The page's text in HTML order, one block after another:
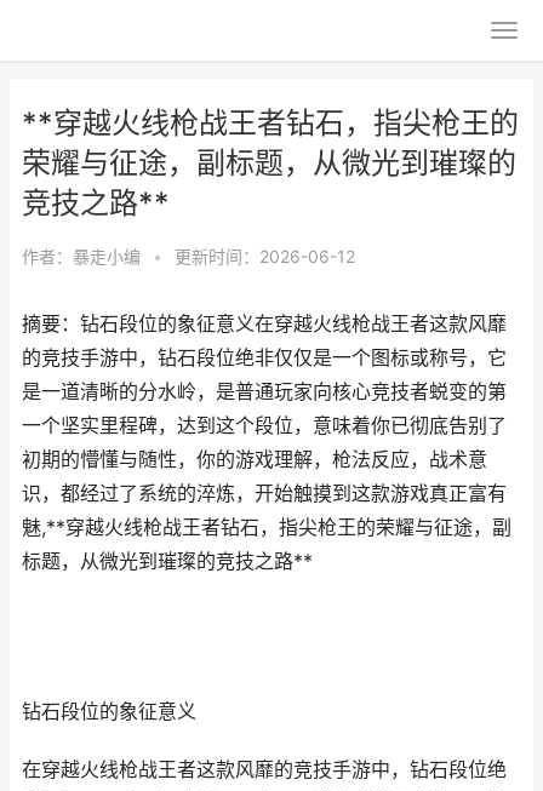
**穿越火线枪战王者钻石，指尖枪王的
荣耀与征途，副标题，从微光到璀璨的
竞技之路**
作者： 暴走小编 • 更新时间：2026-06-12
摘要：钻石段位的象征意义在穿越火线枪战王者这款风靡
的竞技手游中，钻石段位绝非仅仅是一个图标或称号，它
是一道清晰的分水岭，是普通玩家向核心竞技者蜕变的第
一个坚实里程碑，达到这个段位，意味着你已彻底告别了
初期的懵懂与随性，你的游戏理解，枪法反应，战术意
识，都经过了系统的淬炼，开始触摸到这款游戏真正富有
魅,**穿越火线枪战王者钻石，指尖枪王的荣耀与征途，副
标题，从微光到璀璨的竞技之路**
钻石段位的象征意义
在穿越火线枪战王者这款风靡的竞技手游中，钻石段位绝